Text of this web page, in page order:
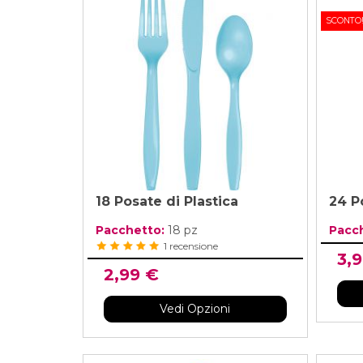
Compleanno
Compleanno
Compleanno
Compleanno
Vedi di Più
18 Posate di Plastica
Pacchetto: 18 pz
1 recensione
2,99 €
Vedi Opzioni
SCONTO!
24